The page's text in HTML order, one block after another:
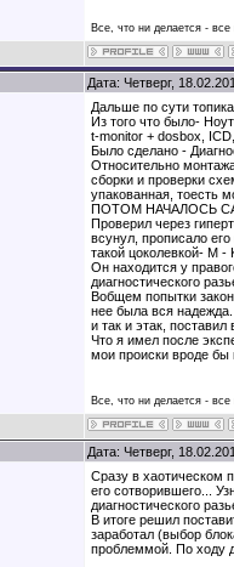
Все, что ни делается -
Дата: Четверг,
Дальше по сути
Из того что было-
t-monitor + dosbox,
Было сделано -
Относительно
сборки и проверки
упакованная, тоесть
ПОТОМ НАЧАЛОСЬ
Проверил через
всунул, прописало
такой цоколевкой- M
Он находится у
диагностического
Вобщем попытки
нее была вся
и так и этак,
Что я имел после
мои происки вроде бы
Все, что ни делается -
Дата: Четверг,
Сразу в хаотическом
его сотворившего...
диагностического
В итоге решил
заработал (выбор
проблеммой. По ходу